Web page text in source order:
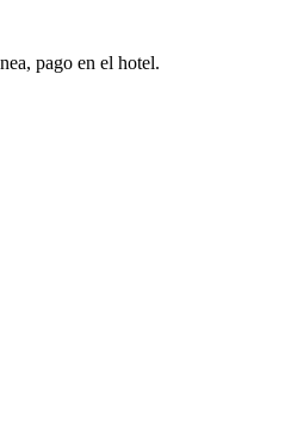
pago en el hotel.